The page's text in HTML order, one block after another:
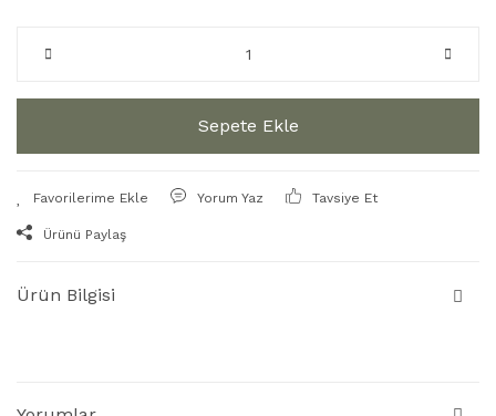
Sepete Ekle
Yorum Yaz Tavsiye Et
Ürünü Paylaş
Ürün Bilgisi